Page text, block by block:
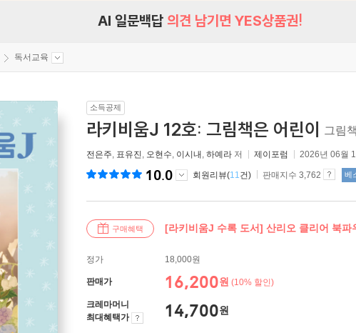
AI 일문백답 의견 남기면 YES상품권!
독서교육
소득공제
라키비움J 12호: 그림책은 어린이 그림
전은주, 표유진 , 오현수, 이시내 , 하예라 저 제이포럼 2026년 06월
10.0 회원리뷰(11건) 판매지수 3,762 베
구매혜택 [라키비움J 수록 도서] 산리오 클리어 북파
정가 18,000원
판매가 16,200원 (10% 할인)
크레마머니
최대혜택가
14,700원